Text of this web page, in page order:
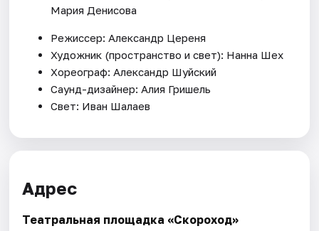
Мария Денисова
Режиссер: Александр Цереня
Художник (пространство и свет): Нанна Шех
Хореограф: Александр Шуйский
Саунд-дизайнер: Алия Гришель
Свет: Иван Шалаев
Адрес
Театральная площадка «Скороход»